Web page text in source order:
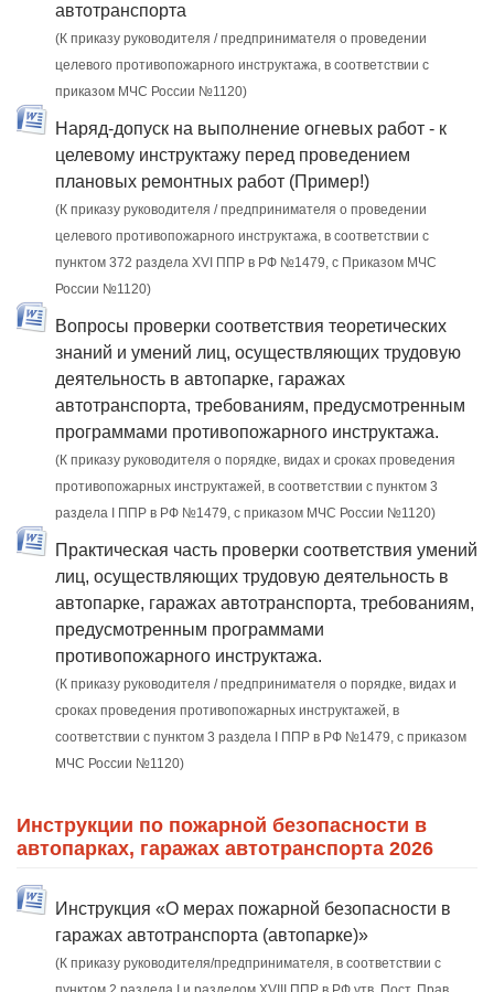
автотранспорта
(К приказу руководителя / предпринимателя о проведении
целевого противопожарного инструктажа, в соответствии с
приказом МЧС России №1120)
Наряд-допуск на выполнение огневых работ - к
целевому инструктажу перед проведением
плановых ремонтных работ (Пример!)
(К приказу руководителя / предпринимателя о проведении
целевого противопожарного инструктажа, в соответствии с
пунктом 372 раздела XVI ППР в РФ №1479, c Приказом МЧС
России №1120)
Вопросы проверки соответствия теоретических
знаний и умений лиц, осуществляющих трудовую
деятельность в автопарке, гаражах
автотранспорта, требованиям, предусмотренным
программами противопожарного инструктажа.
(К приказу руководителя о порядке, видах и сроках проведения
противопожарных инструктажей, в соответствии с пунктом 3
раздела I ППР в РФ №1479, с приказом МЧС России №1120)
Практическая часть проверки соответствия умений
лиц, осуществляющих трудовую деятельность в
автопарке, гаражах автотранспорта, требованиям,
предусмотренным программами
противопожарного инструктажа.
(К приказу руководителя / предпринимателя о порядке, видах и
сроках проведения противопожарных инструктажей, в
соответствии с пунктом 3 раздела I ППР в РФ №1479, с приказом
МЧС России №1120)
Инструкции по пожарной безопасности в
автопарках, гаражах автотранспорта 2026
Инструкция «О мерах пожарной безопасности в
гаражах автотранспорта (автопарке)»
(К приказу руководителя/предпринимателя, в соответствии с